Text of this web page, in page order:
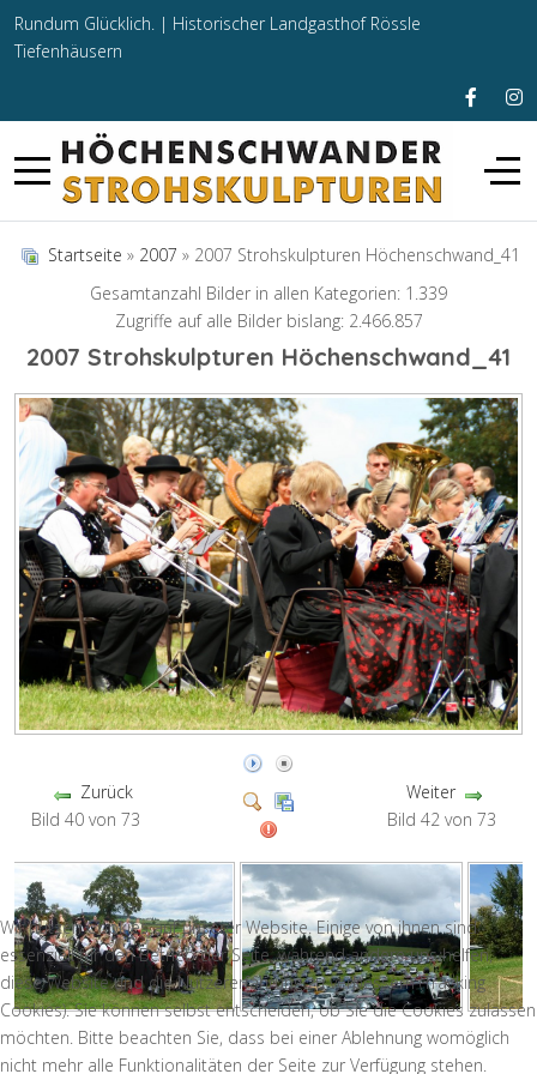
Rundum Glücklich. | Historischer Landgasthof Rössle
Tiefenhäusern
Startseite » 2007 » 2007 Strohskulpturen Höchenschwand_41
Gesamtanzahl Bilder in allen Kategorien: 1.339
Zugriffe auf alle Bilder bislang: 2.466.857
2007 Strohskulpturen Höchenschwand_41
Zurück
Bild 40 von 73
Weiter
Bild 42 von 73
Wir nutzen Cookies auf unserer Website. Einige von ihnen sind
essenziell für den Betrieb der Seite, während andere uns helfen,
diese Website und die Nutzererfahrung zu verbessern (Tracking
Cookies). Sie können selbst entscheiden, ob Sie die Cookies zulassen
möchten. Bitte beachten Sie, dass bei einer Ablehnung womöglich
nicht mehr alle Funktionalitäten der Seite zur Verfügung stehen.